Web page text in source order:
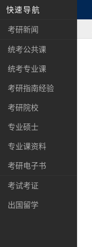
快速导航
考研新闻
统考公共课
统考专业课
考研指南经验
考研院校
专业硕士
专业课资料
考研电子书
考试考证
出国留学